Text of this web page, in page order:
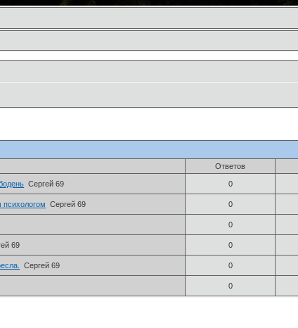
Ответов
Сергей 69 0
Сергей 69 0
0
69 0
Сергей 69 0
0